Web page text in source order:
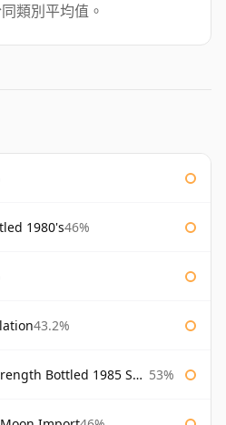
類別平均值。
1980's46%
43.2%
Bottled 1985 Samaroli 53%